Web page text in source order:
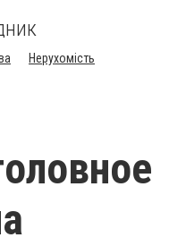
Нерухомість